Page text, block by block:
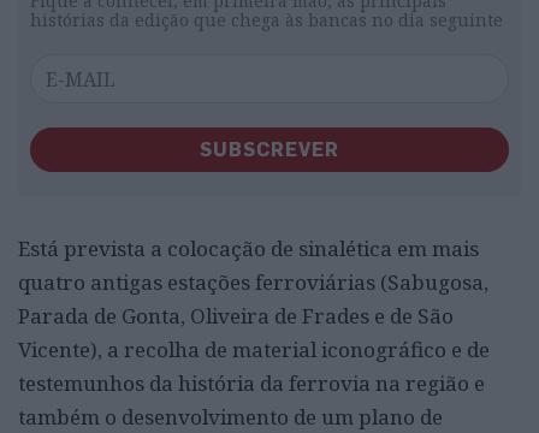
histórias da edição que chega às bancas no dia seguinte
SUBSCREVER
Está prevista a colocação de sinalética em mais
quatro antigas estações ferroviárias (Sabugosa,
Parada de Gonta, Oliveira de Frades e de São
Vicente), a recolha de material iconográfico e de
testemunhos da história da ferrovia na região e
também o desenvolvimento de um plano de